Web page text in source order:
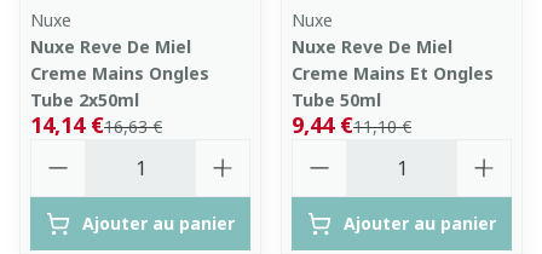
Nuxe
Nuxe Reve De Miel
Creme Mains Ongles
Tube 2x50ml
16,63 €
14,14 €
Ajouter au panier
Nuxe
Nuxe Reve De Miel
Creme Mains Et Ongles
Tube 50ml
11,10 €
9,44 €
Ajouter au panier